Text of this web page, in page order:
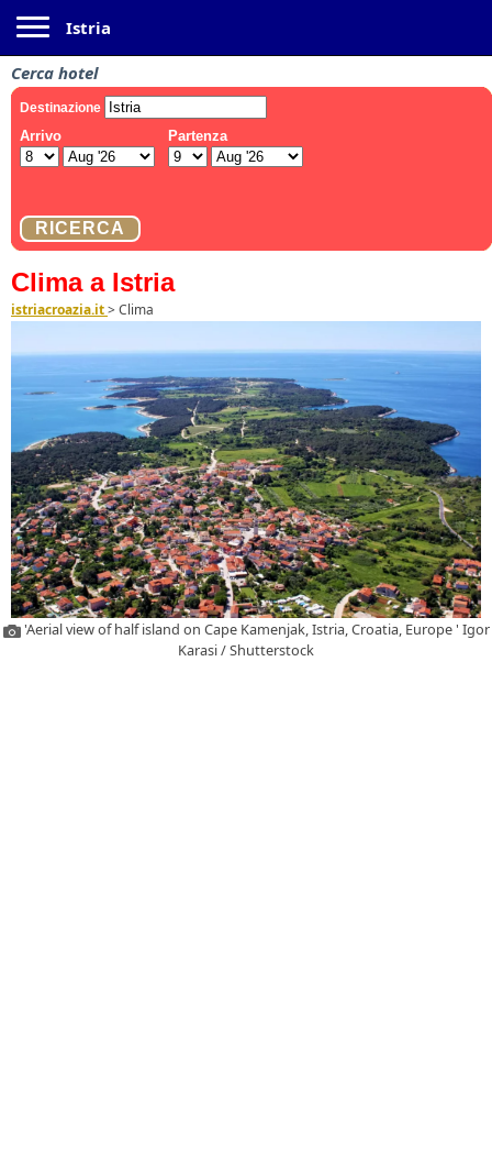
Istria
Cerca hotel
Clima a Istria
istriacroazia.it>Clima
'Aerial view of half island on Cape Kamenjak, Istria, Croatia, Europe ' Igor
Karasi / Shutterstock